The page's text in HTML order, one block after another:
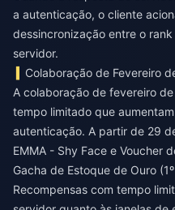
a autenticação, o cliente
dessincronização entre o
servidor.
Colaboração de Fevereiro
A colaboração de fevereiro
tempo limitado que
autenticação. A partir de 29
EMMA - Shy Face e Voucher
Gacha de Estoque de Ouro
Recompensas com tempo